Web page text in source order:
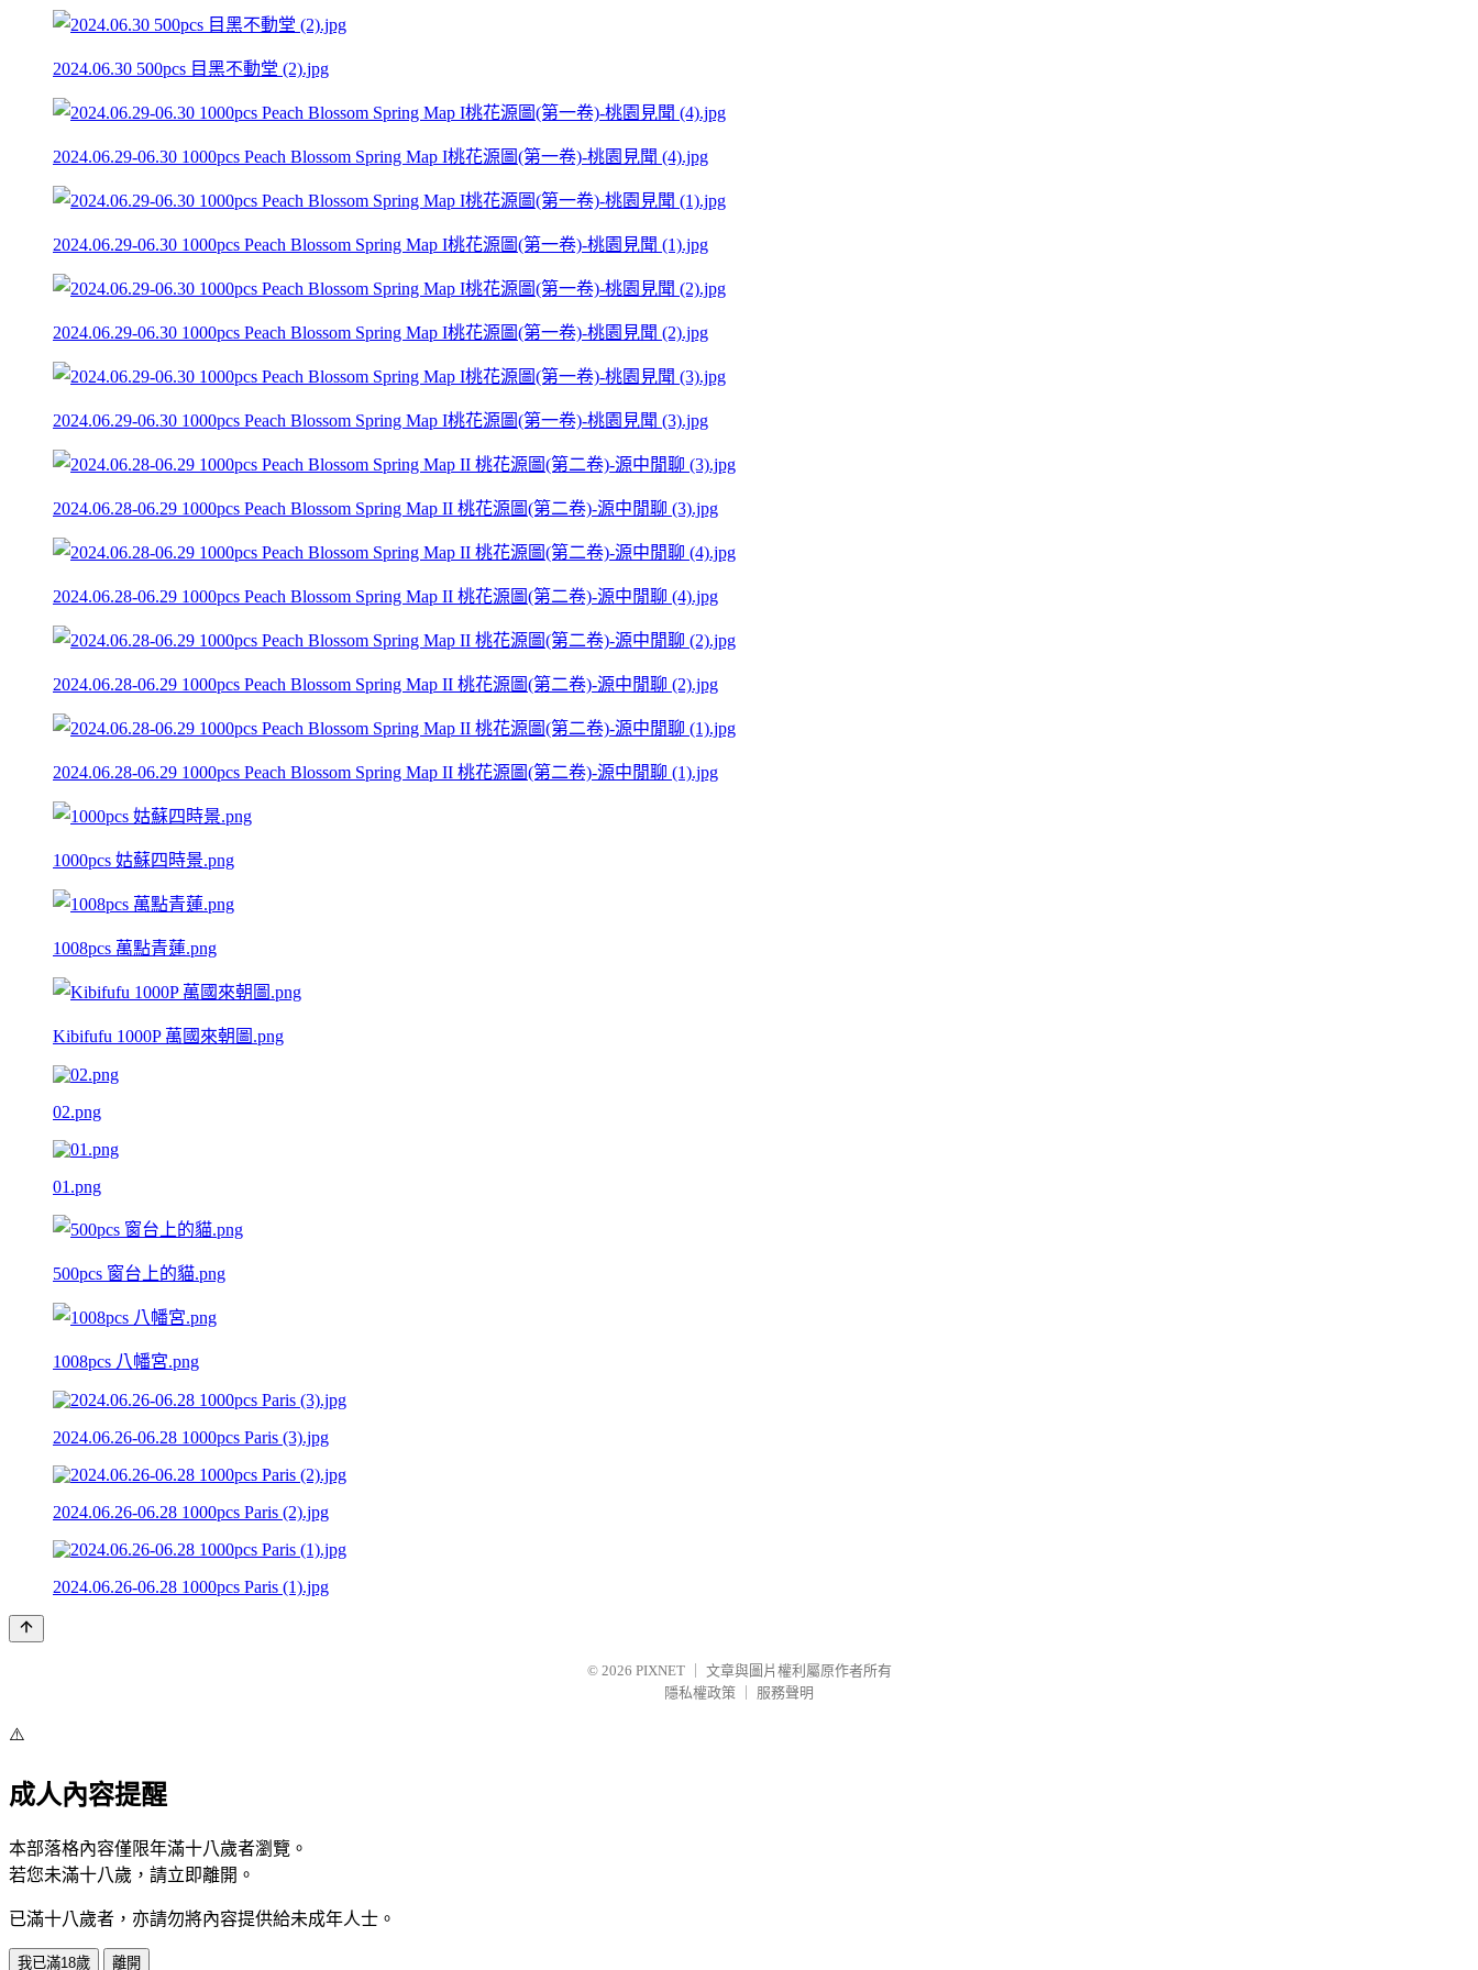
2024.06.30 500pcs 目黑不動堂 (2).jpg
2024.06.29-06.30 1000pcs Peach Blossom Spring Map I桃花源圖(第一卷)-桃園見聞 (4).jpg
2024.06.29-06.30 1000pcs Peach Blossom Spring Map I桃花源圖(第一卷)-桃園見聞 (1).jpg
2024.06.29-06.30 1000pcs Peach Blossom Spring Map I桃花源圖(第一卷)-桃園見聞 (2).jpg
2024.06.29-06.30 1000pcs Peach Blossom Spring Map I桃花源圖(第一卷)-桃園見聞 (3).jpg
2024.06.28-06.29 1000pcs Peach Blossom Spring Map II 桃花源圖(第二卷)-源中閒聊 (3).jpg
2024.06.28-06.29 1000pcs Peach Blossom Spring Map II 桃花源圖(第二卷)-源中閒聊 (4).jpg
2024.06.28-06.29 1000pcs Peach Blossom Spring Map II 桃花源圖(第二卷)-源中閒聊 (2).jpg
2024.06.28-06.29 1000pcs Peach Blossom Spring Map II 桃花源圖(第二卷)-源中閒聊 (1).jpg
1000pcs 姑蘇四時景.png
1008pcs 萬點青蓮.png
Kibifufu 1000P 萬國來朝圖.png
02.png
01.png
500pcs 窗台上的貓.png
1008pcs 八幡宮.png
2024.06.26-06.28 1000pcs Paris (3).jpg
2024.06.26-06.28 1000pcs Paris (2).jpg
2024.06.26-06.28 1000pcs Paris (1).jpg
© 2026 PIXNET
文章與圖片權利屬原作者所有
隱私權政策
服務聲明
⚠️
成人內容提醒
本部落格內容僅限年滿十八歲者瀏覽。
若您未滿十八歲，請立即離開。
已滿十八歲者，亦請勿將內容提供給未成年人士。
我已滿18歲 離開